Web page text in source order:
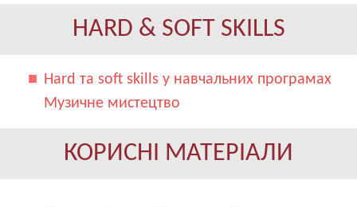
HARD & SOFT SKILLS
Hard та soft skills у навчальних програмах
Музичне мистецтво
КОРИСНІ МАТЕРІАЛИ